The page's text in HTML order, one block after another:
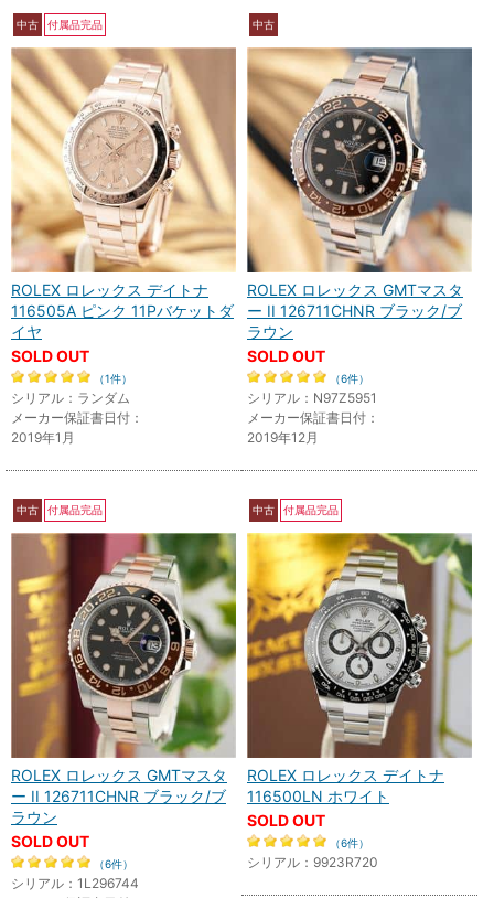
中古 付属品完品
ROLEX ロレックス デイトナ
116505A ピンク 11Pバケットダ
イヤ
SOLD OUT
（1件）
シリアル：ランダム
メーカー保証書日付：
2019年1月
中古
ROLEX ロレックス GMTマスタ
ー II 126711CHNR ブラック/ブ
ラウン
SOLD OUT
（6件）
シリアル：N97Z5951
メーカー保証書日付：
2019年12月
中古 付属品完品
ROLEX ロレックス GMTマスタ
ー II 126711CHNR ブラック/ブ
ラウン
SOLD OUT
（6件）
シリアル：1L296744
中古 付属品完品
ROLEX ロレックス デイトナ
116500LN ホワイト
SOLD OUT
（6件）
シリアル：9923R720